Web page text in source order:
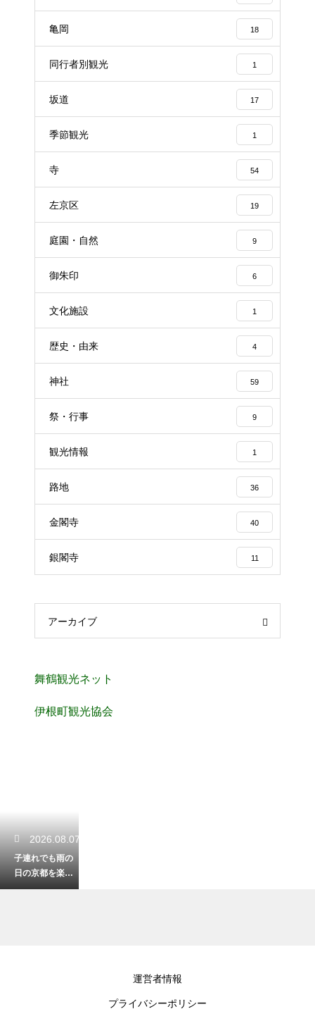
亀岡 18
同行者別観光 1
坂道 17
季節観光 1
寺 54
左京区 19
庭園・自然 9
御朱印 6
文化施設 1
歴史・由来 4
神社 59
祭・行事 9
観光情報 1
路地 36
金閣寺 40
銀閣寺 11
アーカイブ
舞鶴観光ネット
伊根町観光協会
2026.08.07
子連れでも雨の
日の京都を楽し
く観光！室内の
運営者情報
プライバシーポリシー